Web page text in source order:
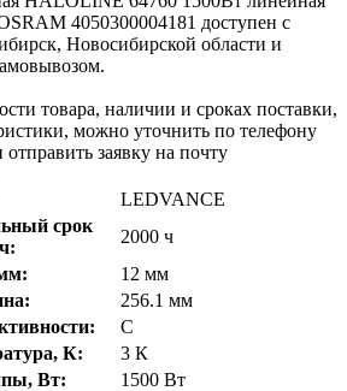
4050300004181 доступен с
Новосибирской области и
товара, наличии и сроках поставки,
можно уточнить по телефону
заявку на почту
LEDVANCE
срок
2000 ч
12 мм
256.1 мм
C
К:
3 К
Вт:
1500 Вт